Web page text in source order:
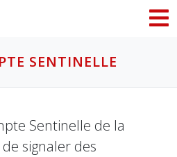
SENTINELLE
Sentinelle de la
signaler des